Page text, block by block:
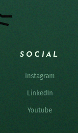
SOCIAL
Instagram
LinkedIn
Youtube